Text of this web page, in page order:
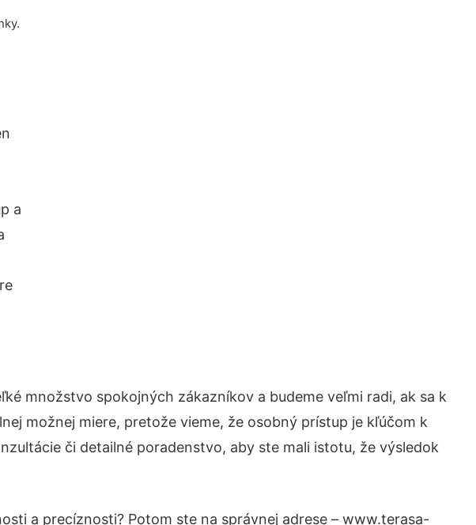
a
množstvo spokojných zákazníkov a budeme veľmi radi, ak sa k
možnej miere, pretože vieme, že osobný prístup je kľúčom k
či detailné poradenstvo, aby ste mali istotu, že výsledok
a precíznosti? Potom ste na správnej adrese – www.terasa-